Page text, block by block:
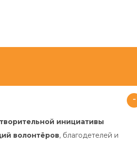
инициативы
волонтёров, благодетелей и